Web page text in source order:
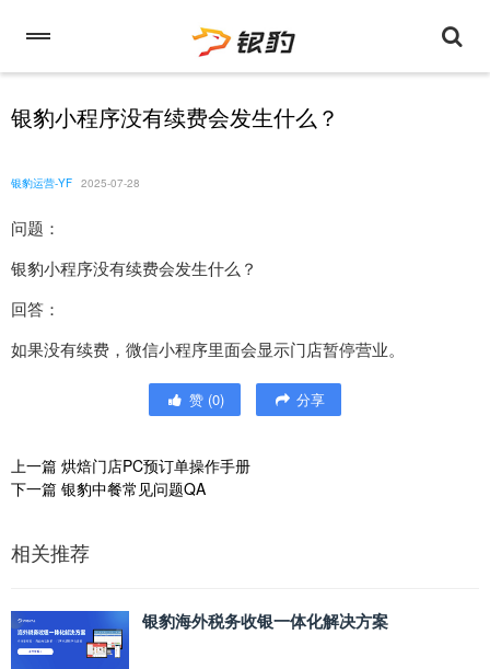
银豹小程序没有续费会发生什么？
银豹运营-YF 2025-07-28
问题：
银豹小程序没有续费会发生什么？
回答：
如果没有续费，微信小程序里面会显示门店暂停营业。
赞 (0) 分享
上一篇 烘焙门店PC预订单操作手册
下一篇 银豹中餐常见问题QA
相关推荐
银豹海外税务收银一体化解决方案